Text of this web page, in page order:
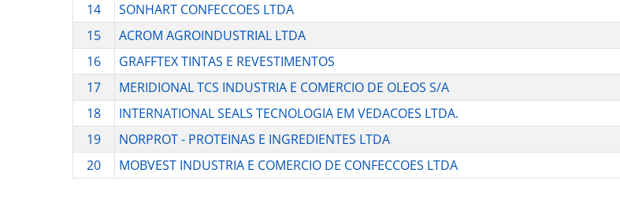
14
SONHART CONFECCOES LTDA
15
ACROM AGROINDUSTRIAL LTDA
16
GRAFFTEX TINTAS E REVESTIMENTOS
17
MERIDIONAL TCS INDUSTRIA E COMERCIO DE OLEOS S/A
18
INTERNATIONAL SEALS TECNOLOGIA EM VEDACOES LTDA.
19
NORPROT - PROTEINAS E INGREDIENTES LTDA
20
MOBVEST INDUSTRIA E COMERCIO DE CONFECCOES LTDA